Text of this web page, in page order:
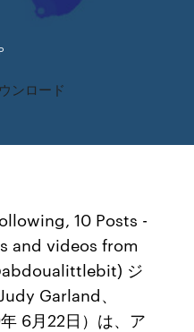
ンロード
10 Posts -
and videos from
ジ
Garland、
6月22日）は、ア